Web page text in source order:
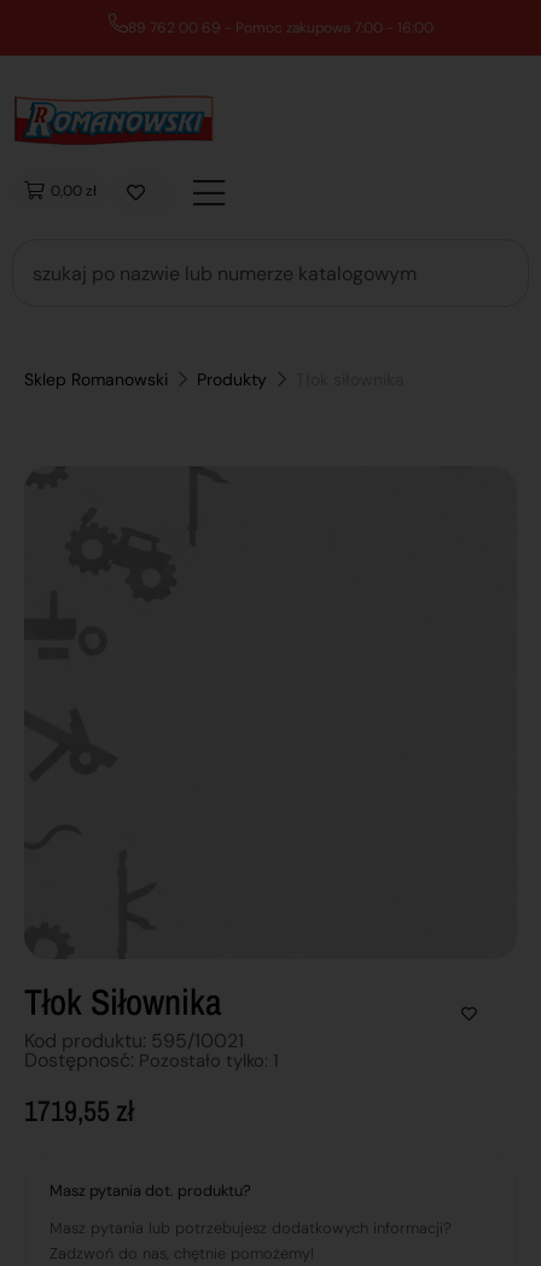
89 762 00 69 - Pomoc zakupowa 7:00 - 16:00
0,00 zł
Sklep Romanowski Produkty
Tłok Siłownika
Kod produktu: 595/10021
Dostępnosć: Pozostało tylko: 1
1719,55 zł
Masz pytania dot. produktu?
Masz pytania lub potrzebujesz dodatkowych informacji?
Zadzwoń do nas, chętnie pomożemy!